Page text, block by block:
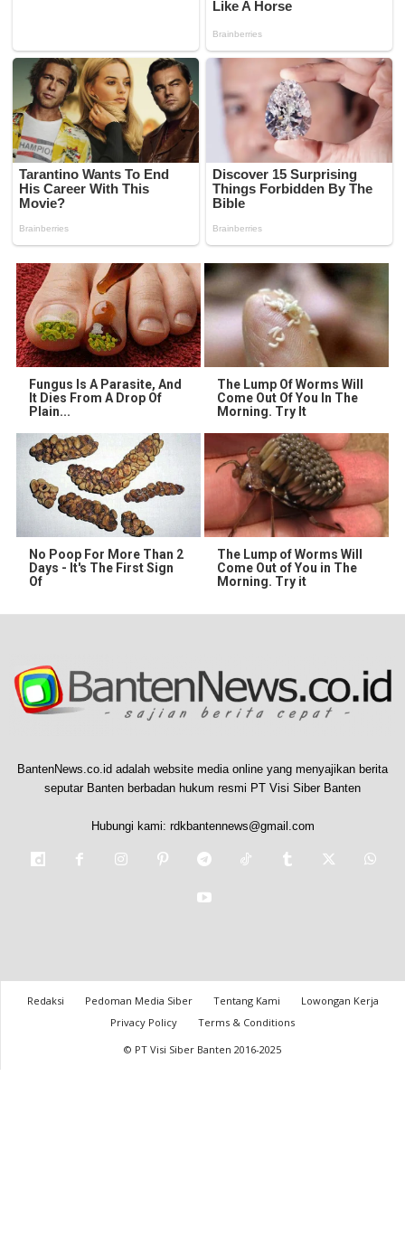
Fungus Is A Parasite, And
It Dies From A Drop Of
Plain...
The Lump Of Worms Will
Come Out Of You In The
Morning. Try It
No Poop For More Than 2
Days - It's The First Sign
Of
The Lump of Worms Will
Come Out of You in The
Morning. Try it
BantenNews.co.id adalah website media online yang menyajikan berita
seputar Banten berbadan hukum resmi PT Visi Siber Banten
Hubungi kami: rdkbantennews@gmail.com
Redaksi Pedoman Media Siber Tentang Kami
Lowongan Kerja
Privacy Policy
Terms & Conditions
© PT Visi Siber Banten 2016-2025